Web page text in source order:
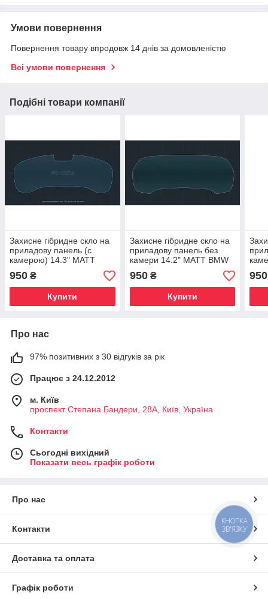
Умови повернення
Повернення товару впродовж 14 днів за домовленістю
Всі умови повернення
Подібні товари компанії
Захисне гібридне скло на
приладову панель (с
камерою) 14.3" MATT
BMW X4 2018 - 2021
(G02)
950 ₴
Купити
Захисне гібридне скло на
приладову панель без
камери 14.2" MATT BMW
X7 / X7M 2019 - 2022
(G07)
950₴
Купити
M5
950
Про нас
97% позитивних з 30 відгуків за рік
Працює з 24.12.2012
м. Київ
проспект Степана Бандери, 28А, Київ, Україна
Контакти
Сьогодні вихідний
Показати весь графік роботи
Про нас
Контакти
Доставка та оплата
Графік роботи
КНОПКА
ЗВ'ЯЗКУ